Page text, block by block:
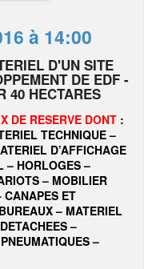
à 14:00
D'UN SITE
DE EDF -
40 HECTARES
DE RESERVE DONT :
TECHNIQUE –
D’AFFICHAGE
– HORLOGES –
– MOBILIER
CANAPES ET
– MATERIEL
–
–